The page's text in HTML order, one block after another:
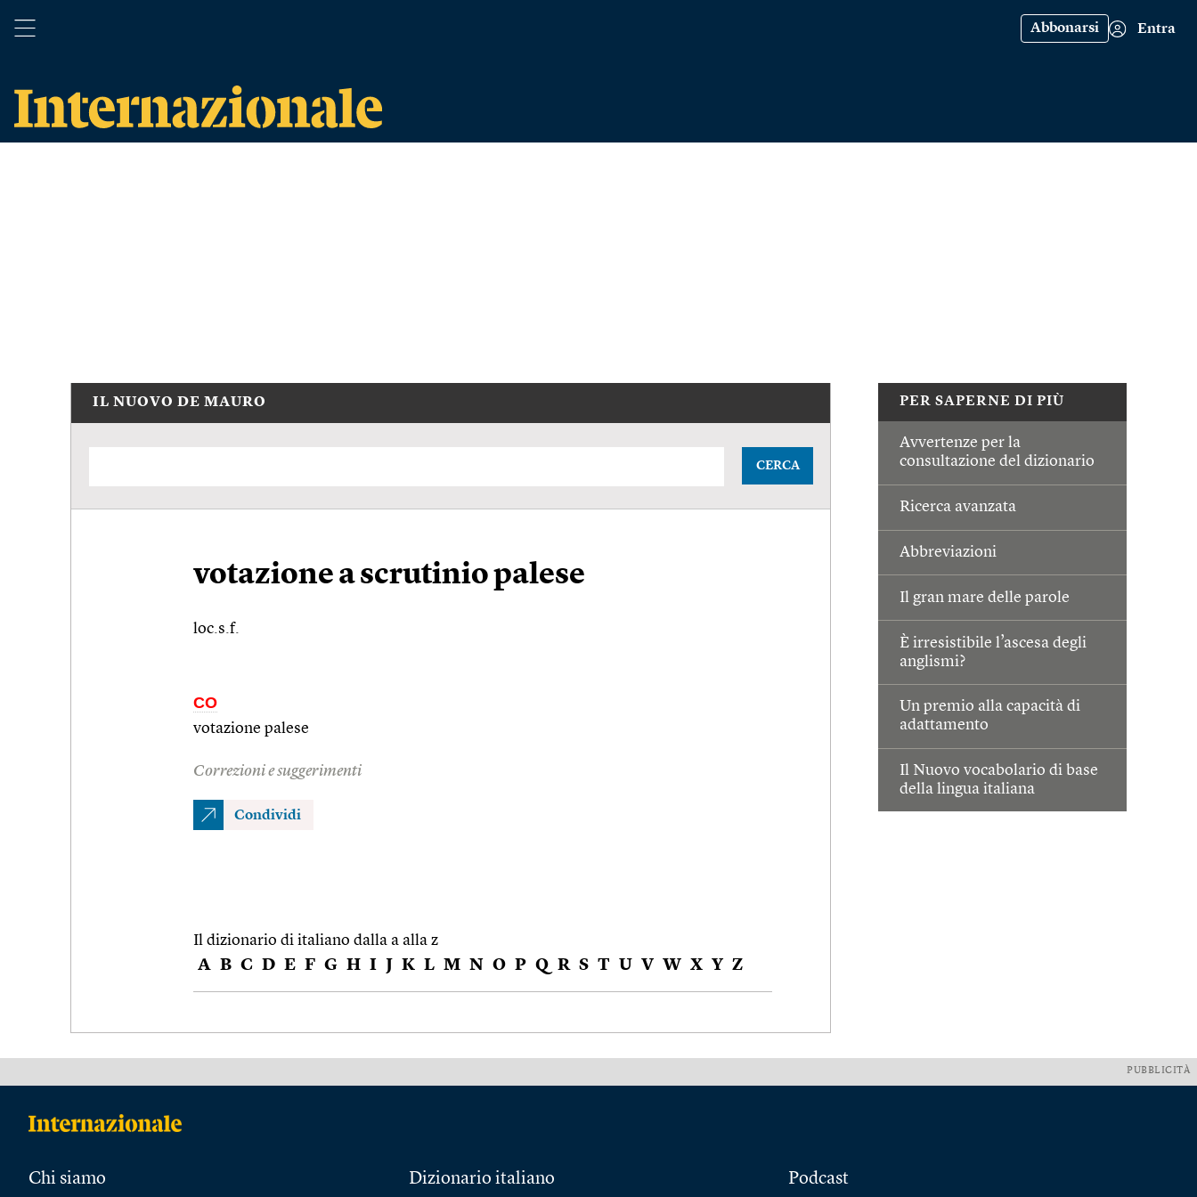
Abbonarsi Entra
PER SAPERNE DI PIÙ
Avvertenze per la
consultazione del dizionario
Ricerca avanzata
Abbreviazioni
Il gran mare delle parole
È irresistibile l’ascesa degli
anglismi?
Un premio alla capacità di
adattamento
Il Nuovo vocabolario di base
della lingua italiana
IL NUOVO DE MAURO
CERCA
votazione a scrutinio palese
loc.s.f.
CO
votazione palese
Correzioni e suggerimenti
Condividi
Il dizionario di italiano dalla a alla z
A B C D E F G H I J K L M N O P Q R S T U V W X Y Z
PUBBLICITÀ
Chi siamo Dizionario italiano Podcast